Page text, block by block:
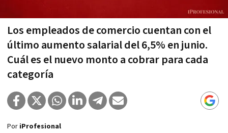
Los empleados de comercio cuentan con el
último aumento salarial del 6,5% en junio.
Cuál es el nuevo monto a cobrar para cada
categoría
Por iProfesional